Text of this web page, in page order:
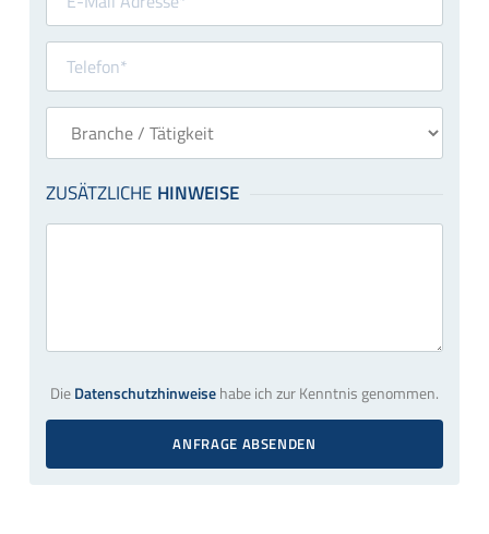
DieDatenschutzhinweisehabe ich zur Kenntnis genommen.
ANFRAGE ABSENDEN